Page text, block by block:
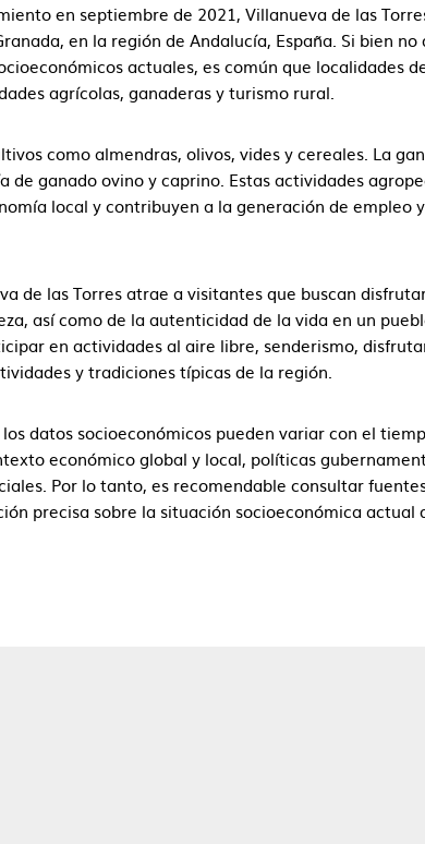
en septiembre de 2021, Villanueva de las
en la región de Andalucía, España. Si bien no
actuales, es común que localidades
agrícolas, ganaderas y turismo rural.
como almendras, olivos, vides y cereales. La
de ganado ovino y caprino. Estas actividades
local y contribuyen a la generación de empleo
de las Torres atrae a visitantes que buscan
así como de la autenticidad de la vida en un
en actividades al aire libre, senderismo,
y tradiciones típicas de la región.
datos socioeconómicos pueden variar con el
económico global y local, políticas
Por lo tanto, es recomendable consultar
precisa sobre la situación socioeconómica actual